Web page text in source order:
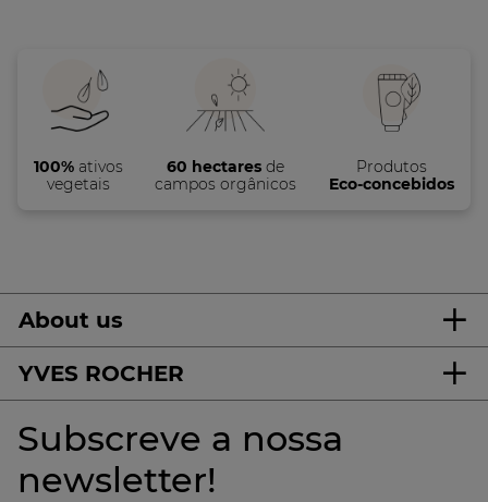
100%ativos
vegetais
60 hectares de
campos orgânicos
Produtos
Eco-concebidos
About us
YVES ROCHER
Subscreve a nossa
newsletter!